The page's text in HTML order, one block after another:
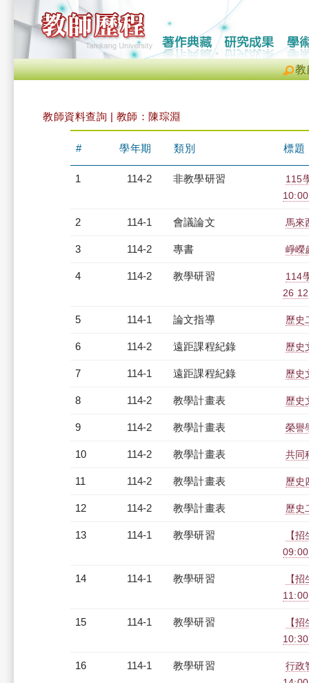
教
教師資料查詢 | 教師：陳琮淵
# 學年期 類別 標題
1 114-2 非教學研習
115
2 114-1 會議論文 馬來
3 114-2 專書 崢嶸
4 114-2 教學研習
114
26
5 114-1 論文指導 歷史
6 114-2 遠距課程紀錄 歷史
7 114-1 遠距課程紀錄 歷史
8 114-2 教學計畫表 歷史
9 114-2 教學計畫表 榮譽
10 114-2 教學計畫表 共同
11 114-2 教學計畫表 歷史
12 114-2 教學計畫表 歷史
13 114-1 教學研習
【
14 114-1 教學研習
【
15 114-1 教學研習
【
16 114-1 教學研習
行政